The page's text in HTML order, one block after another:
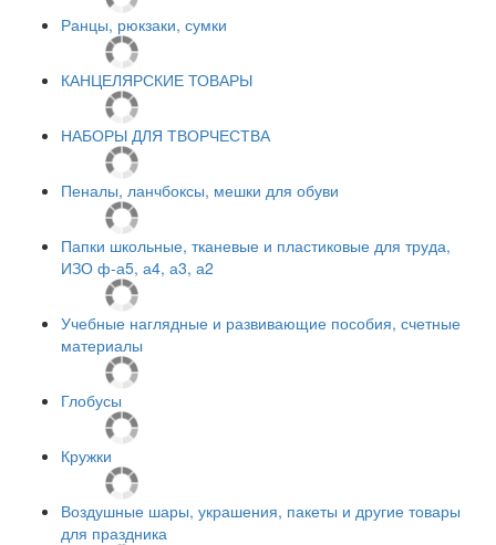
Ранцы, рюкзаки, сумки
КАНЦЕЛЯРСКИЕ ТОВАРЫ
НАБОРЫ ДЛЯ ТВОРЧЕСТВА
Пеналы, ланчбоксы, мешки для обуви
Папки школьные, тканевые и пластиковые для труда,
ИЗО ф-а5, а4, а3, а2
Учебные наглядные и развивающие пособия, счетные
материалы
Глобусы
Кружки
Воздушные шары, украшения, пакеты и другие товары
для праздника